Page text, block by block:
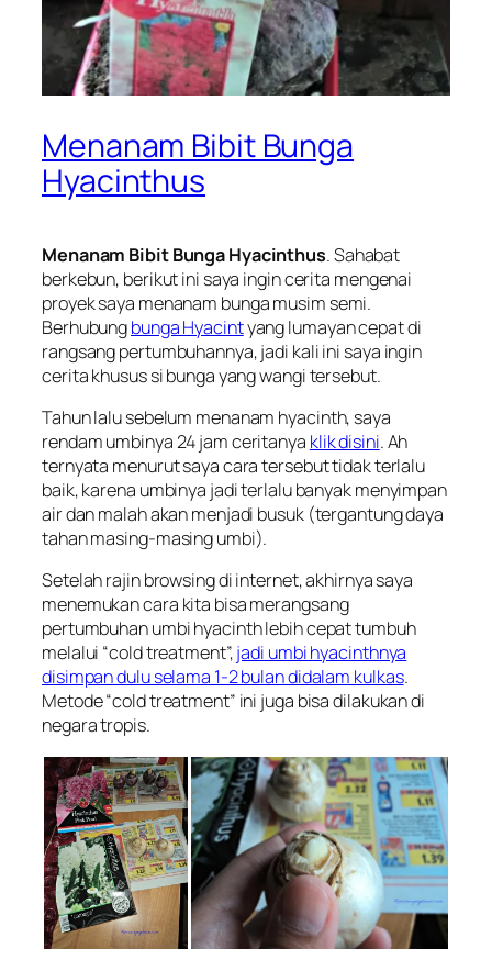
Menanam Bibit Bunga
Hyacinthus
Menanam Bibit Bunga Hyacinthus. Sahabat
berkebun, berikut ini saya ingin cerita mengenai
proyek saya menanam bunga musim semi.
Berhubungbunga Hyacintyang lumayan cepat di
rangsang pertumbuhannya, jadi kali ini saya ingin
cerita khusus si bunga yang wangi tersebut.
Tahun lalu sebelum menanam hyacinth, saya
rendam umbinya 24 jam ceritanya klik disini. Ah
ternyata menurut saya cara tersebut tidak terlalu
baik, karena umbinya jadi terlalu banyak menyimpan
air dan malah akan menjadi busuk (tergantung daya
tahan masing-masing umbi).
Setelah rajin browsing di internet, akhirnya saya
menemukan cara kita bisa merangsang
pertumbuhan umbi hyacinth lebih cepat tumbuh
melalui “cold treatment”,jadi umbi hyacinthnya
disimpan dulu selama 1-2 bulan didalam kulkas.
Metode “cold treatment” ini juga bisa dilakukan di
negara tropis.